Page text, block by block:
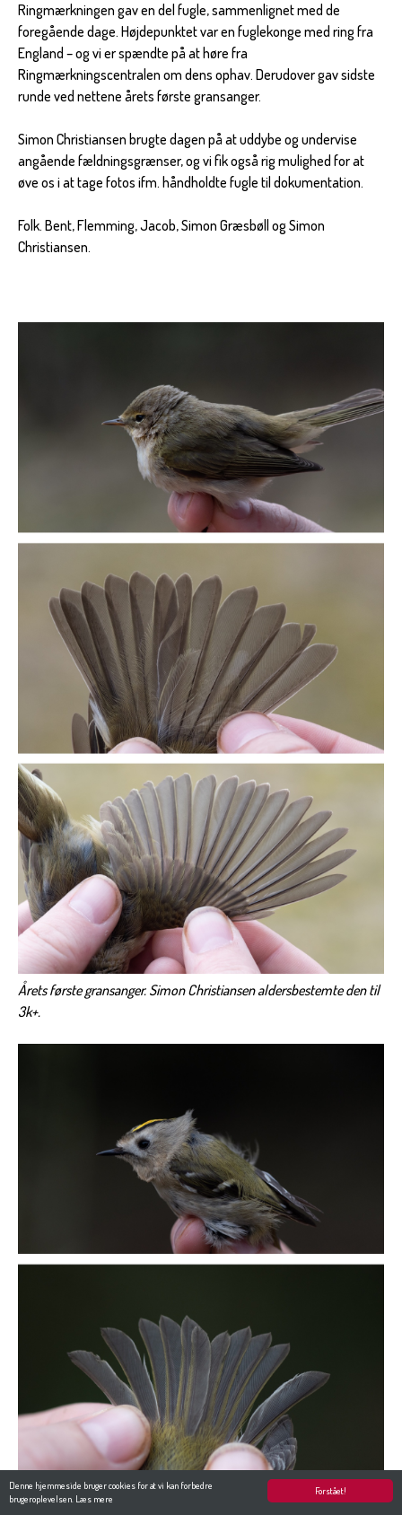
Forstået!
Denne hjemmeside bruger cookies for at vi kan forbedre
brugeroplevelsen. Læs mere
Ringmærkningen gav en del fugle, sammenlignet med de
foregående dage. Højdepunktet var en fuglekonge med ring fra
England – og vi er spændte på at høre fra
Ringmærkningscentralen om dens ophav. Derudover gav sidste
runde ved nettene årets første gransanger.
Simon Christiansen brugte dagen på at uddybe og undervise
angående fældningsgrænser, og vi fik også rig mulighed for at
øve os i at tage fotos ifm. håndholdte fugle til dokumentation.
Folk. Bent, Flemming, Jacob, Simon Græsbøll og Simon
Christiansen.
Årets første gransanger. Simon Christiansen aldersbestemte den til
3k+.